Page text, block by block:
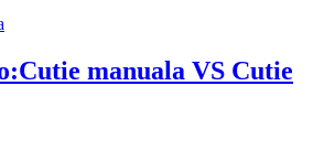
manuala VS Cutie